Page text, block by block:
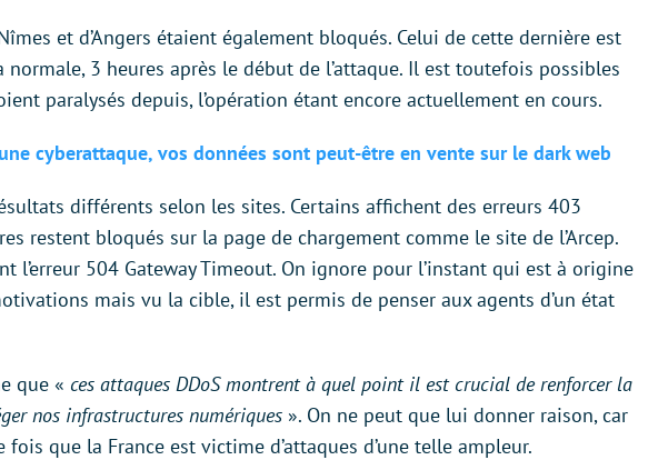
et d’Angers étaient également bloqués. Celui de cette dernière est
3 heures après le début de l’attaque. Il est toutefois possibles
paralysés depuis, l’opération étant encore actuellement en cours.
cyberattaque, vos données sont peut-être en vente sur le dark web
différents selon les sites. Certains affichent des erreurs 403
restent bloqués sur la page de chargement comme le site de l’Arcep.
l’erreur 504 Gateway Timeout. On ignore pour l’instant qui est à origine
mais vu la cible, il est permis de penser aux agents d’un état
que « ces attaques DDoS montrent à quel point il est crucial de renforcer la
nos infrastructures numériques ». On ne peut que lui donner raison, car
fois que la France est victime d’attaques d’une telle ampleur.